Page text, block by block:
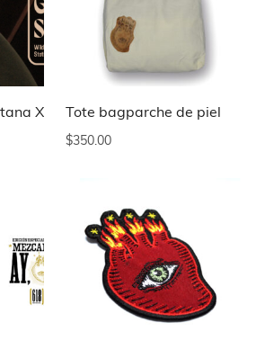
X
Tote bagparche de piel
$350.00